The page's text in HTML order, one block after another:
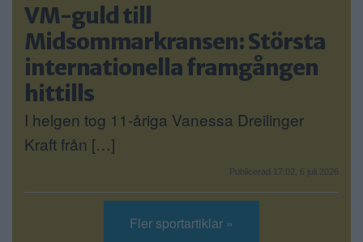
VM-guld till
Midsommarkransen: Största
internationella framgången
hittills
I helgen tog 11-åriga Vanessa Dreilinger
Kraft från […]
Publicerad 17:02, 6 juli 2026
Fler sportartiklar »